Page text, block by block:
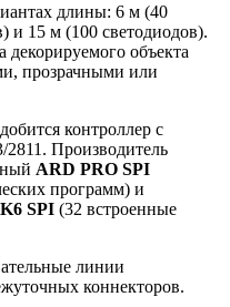
длины: 6 м (40
и 15 м (100 светодиодов).
декорируемого объекта
прозрачными или
контроллер с
Производитель
ARD PRO SPI
программ) и
SPI (32 встроенные
линии
коннекторов.